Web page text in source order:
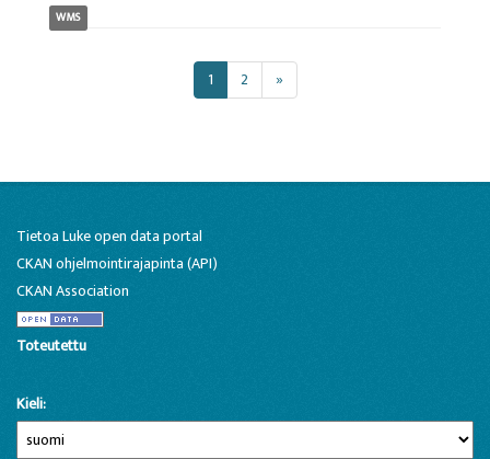
WMS
1 2 »
Tietoa Luke open data portal
CKAN ohjelmointirajapinta (API)
CKAN Association
Toteutettu
Kieli